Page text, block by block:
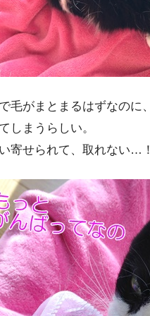
毛がまとまるはずなのに、
しまうらしい。
寄せられて、取れない…！